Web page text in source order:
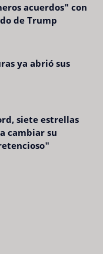
acuerdos" con
de Trump
ya abrió sus
siete estrellas
cambiar su